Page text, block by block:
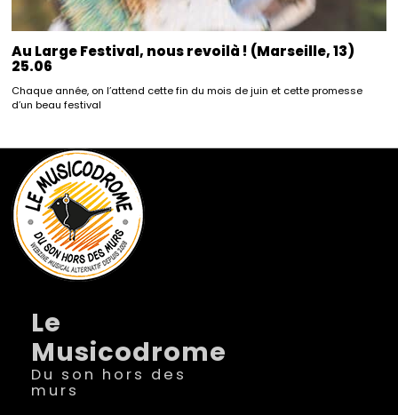
Au Large Festival, nous revoilà ! (Marseille, 13)
25.06
Chaque année, on l’attend cette fin du mois de juin et cette promesse
d’un beau festival
Le
Musicodrome
Du son hors des
murs